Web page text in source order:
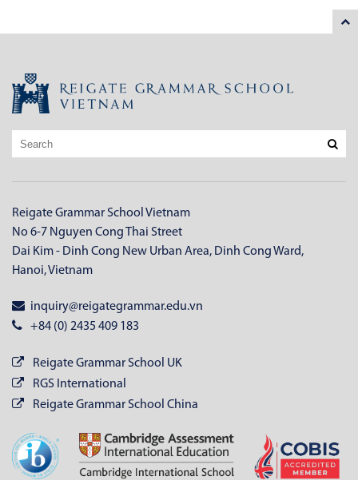
Reigate Grammar School Vietnam
No 6-7 Nguyen Cong Thai Street
Dai Kim - Dinh Cong New Urban Area, Dinh Cong Ward,
Hanoi, Vietnam
inquiry@reigategrammar.edu.vn
+84 (0) 2435 409 183
Reigate Grammar School UK
RGS International
Reigate Grammar School China